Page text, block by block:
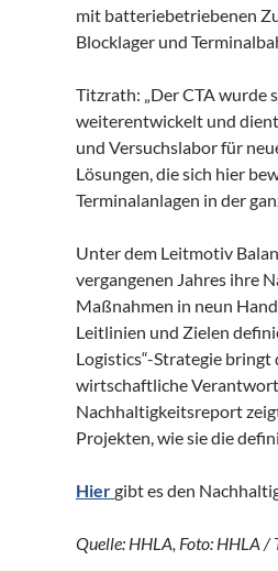
mit batteriebetriebenen
Blocklager und
Titzrath: „Der CTA wurde
weiterentwickelt und
und Versuchslabor für
Lösungen, die sich hier
Terminalanlagen in der
Unter dem Leitmotiv
vergangenen Jahres ihre
Maßnahmen in neun
Leitlinien und Zielen
Logistics“-Strategie bringt
wirtschaftliche
Nachhaltigkeitsreport
Projekten, wie sie die
Hiergibt es den
Quelle: HHLA, Foto: HHLA /